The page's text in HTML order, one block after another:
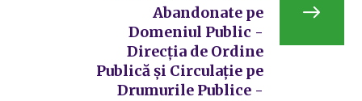
Abandonate pe
Domeniul Public -
Direcția de Ordine
Publică și Circulație pe
Drumurile Publice -